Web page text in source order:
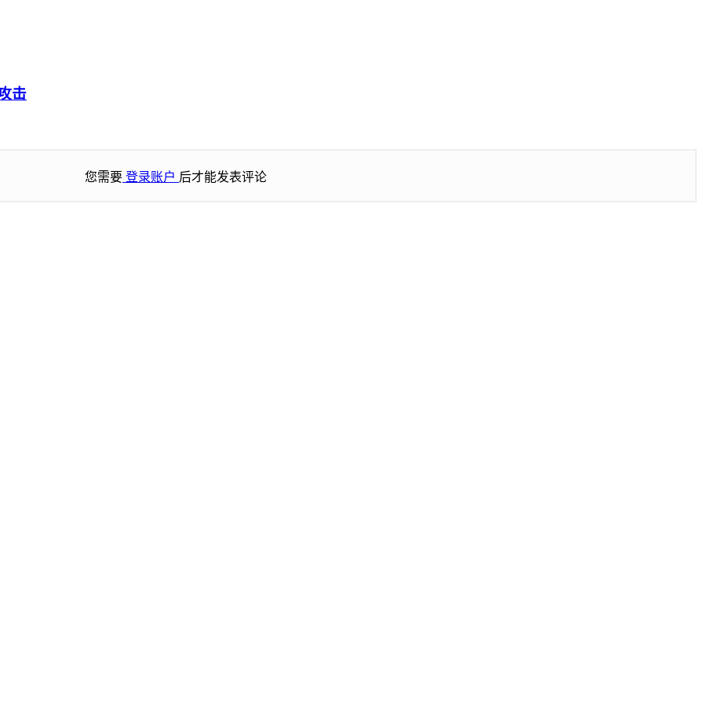
击
您需要 登录账户 后才能发表评论